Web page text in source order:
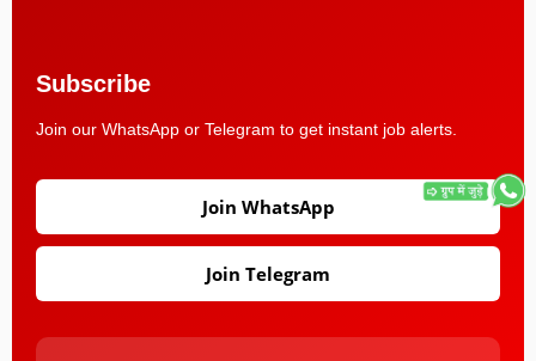
Subscribe
Join our WhatsApp or Telegram to get instant job alerts.
Join WhatsApp
Join Telegram